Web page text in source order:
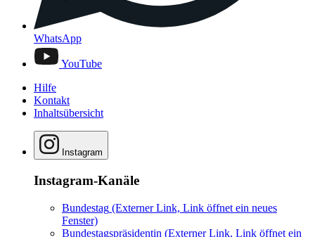
WhatsApp
YouTube
Hilfe
Kontakt
Inhaltsübersicht
Instagram
Instagram-Kanäle
Bundestag (Externer Link, Link öffnet ein neues
Fenster)
Bundestagspräsidentin (Externer Link, Link öffnet ein